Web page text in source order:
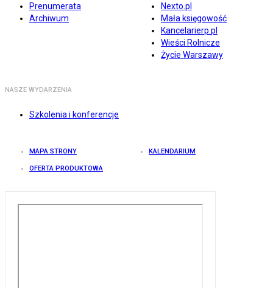
Prenumerata
Archiwum
Nexto.pl
Mała księgowość
Kancelarierp.pl
Wieści Rolnicze
Życie Warszawy
NASZE WYDARZENIA
Szkolenia i konferencje
MAPA STRONY KALENDARIUM
OFERTA PRODUKTOWA